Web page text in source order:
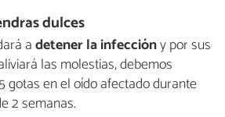
dulces
adetener la infeccióny por sus
las molestias, debemos
gotas en el oído afectado durante
2 semanas.